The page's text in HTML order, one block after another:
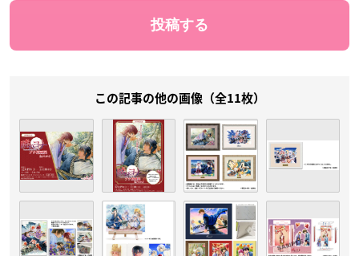
この記事の他の画像（全11枚）